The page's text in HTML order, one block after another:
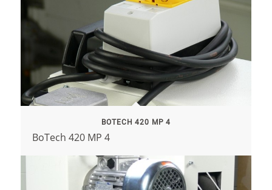
BOTECH 420 MP 4
BoTech 420 MP 4